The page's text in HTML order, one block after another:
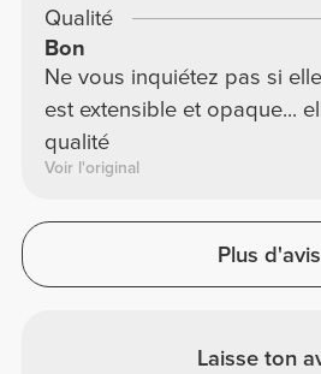
Qualité
Bon
Ne vous inquiétez pas si
est extensible et opaque...
qualité
Voir l'original
Plus d'avis
Laisse ton